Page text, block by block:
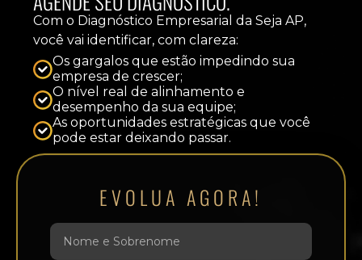
Com o Diagnóstico Empresarial da Seja AP,
você vai identificar, com clareza:
Os gargalos que estão impedindo sua
empresa de crescer;
O nível real de alinhamento e
desempenho da sua equipe;
As oportunidades estratégicas que você
pode estar deixando passar.
EVOLUA AGORA!